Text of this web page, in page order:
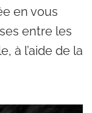
en vous
entre les
à l’aide de la